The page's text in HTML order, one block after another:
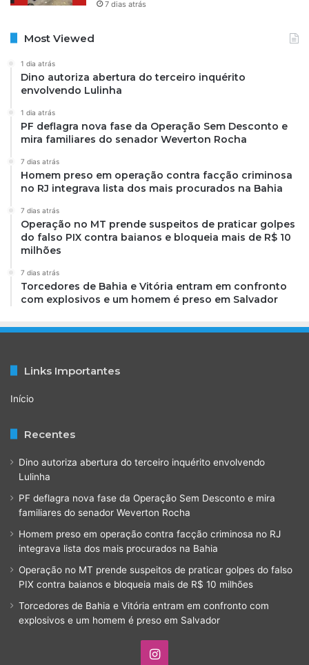
7 dias atrás
Most Viewed
1 dia atrás
Dino autoriza abertura do terceiro inquérito
envolvendo Lulinha
1 dia atrás
PF deflagra nova fase da Operação Sem Desconto e
mira familiares do senador Weverton Rocha
7 dias atrás
Homem preso em operação contra facção criminosa
no RJ integrava lista dos mais procurados na Bahia
7 dias atrás
Operação no MT prende suspeitos de praticar golpes
do falso PIX contra baianos e bloqueia mais de R$ 10
milhões
7 dias atrás
Torcedores de Bahia e Vitória entram em confronto
com explosivos e um homem é preso em Salvador
Links Importantes
Início
Recentes
Dino autoriza abertura do terceiro inquérito envolvendo
Lulinha
PF deflagra nova fase da Operação Sem Desconto e mira
familiares do senador Weverton Rocha
Homem preso em operação contra facção criminosa no RJ
integrava lista dos mais procurados na Bahia
Operação no MT prende suspeitos de praticar golpes do falso
PIX contra baianos e bloqueia mais de R$ 10 milhões
Torcedores de Bahia e Vitória entram em confronto com
explosivos e um homem é preso em Salvador
Instagram